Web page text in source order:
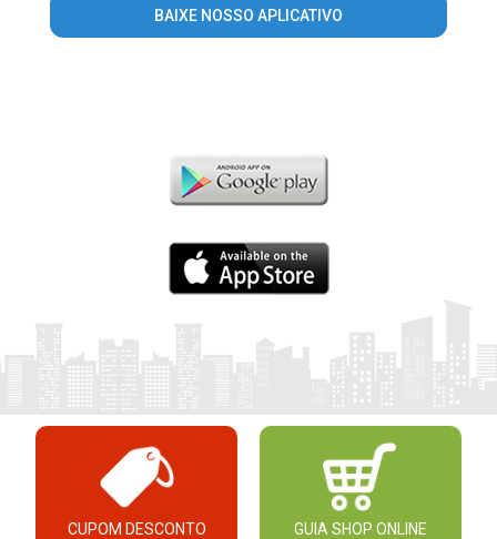
BAIXE NOSSO APLICATIVO
CUPOM DESCONTO GUIA SHOP ONLINE